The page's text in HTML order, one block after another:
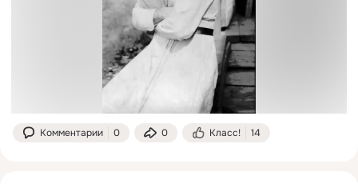
Комментарии 0 0 Класс! 14